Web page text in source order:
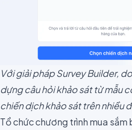
Với giải pháp Survey Builder,
dựng câu hỏi khảo sát từ mẫu
chiến dịch khảo sát trên nhiều
Tổ chức chương trình mua sắm